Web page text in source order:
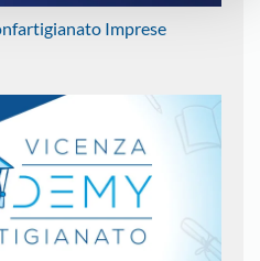
Imprese